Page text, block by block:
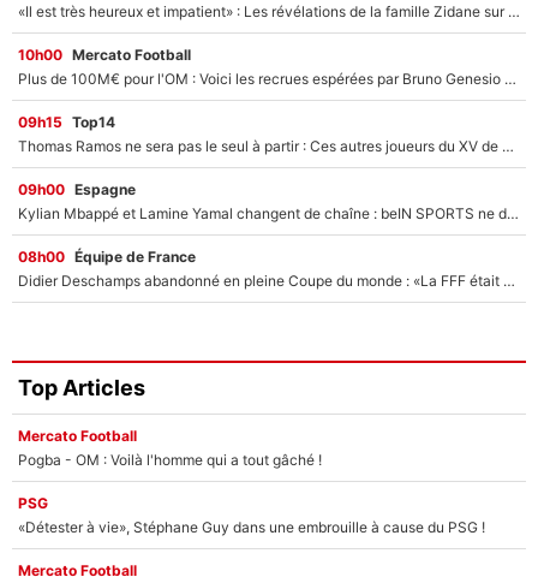
«Il est très heureux et impatient» : Les révélations de la famille Zidane sur sa prise de pouvoir en équipe de France !
10h00 Mercato Football
Plus de 100M€ pour l'OM : Voici les recrues espérées par Bruno Genesio et Grégory Lorenzi après l’opération dégraissage
09h15 Top14
Thomas Ramos ne sera pas le seul à partir : Ces autres joueurs du XV de France pourraient aussi quitter le Stade Toulousain, un club de Top 14 est déjà sur les rangs
09h00 Espagne
Kylian Mbappé et Lamine Yamal changent de chaîne : beIN SPORTS ne digère pas cette décision historique et prédit un fiasco pour la Liga
08h00 Équipe de France
Didier Deschamps abandonné en pleine Coupe du monde : «La FFF était déjà passée à Zinedine Zidane»
Top Articles
Mercato Football
Pogba - OM : Voilà l'homme qui a tout gâché !
PSG
«Détester à vie», Stéphane Guy dans une embrouille à cause du PSG !
Mercato Football